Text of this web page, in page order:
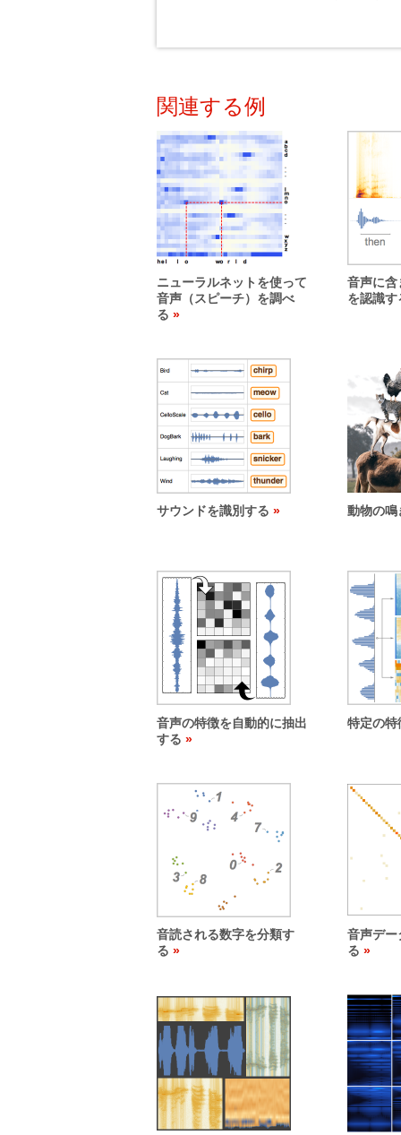
関連する例
ニューラルネットを使って
音声（スピーチ）を調べ
る
音声に含
を認識す
サウンドを識別する 動物の鳴
音声の特徴を自動的に抽出
する
特定の特
音読される数字を分類す
る
音声デー
る